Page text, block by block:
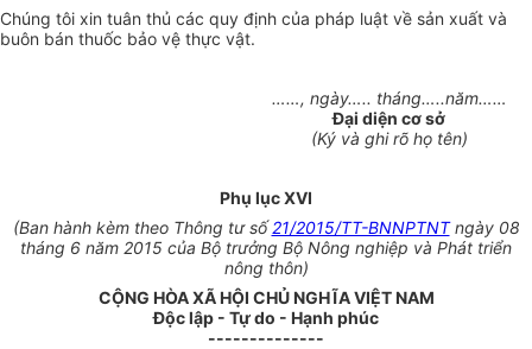
Chúng tôi xin tuân thủ các quy định của pháp luật về sản xuất và
buôn bán thuốc bảo vệ thực vật.
……, ngày….. tháng…..năm……
Đại diện cơ sở
(Ký và ghi rõ họ tên)
Phụ lục XVI
(Ban hành kèm theo Thông tư số21/2015/TT-BNNPTNTngày 08
tháng 6 năm 2015 của Bộ trưởng Bộ Nông nghiệp và Phát triển
nông thôn)
CỘNG HÒA XÃ HỘI CHỦ NGHĨA VIỆT NAM
Độclập - Tự do - Hạnh phúc
--------------